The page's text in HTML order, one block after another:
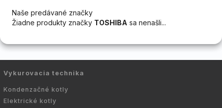
Naše predávané značky
Žiadne produkty značky TOSHIBA sa nenašli...
Vykurovacia technika
Kondenzačné kotly
Elektrické kotly